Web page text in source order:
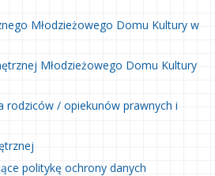
Młodzieżowego Domu Kultury w
Młodzieżowego Domu Kultury
rodziców / opiekunów prawnych i
politykę ochrony danych